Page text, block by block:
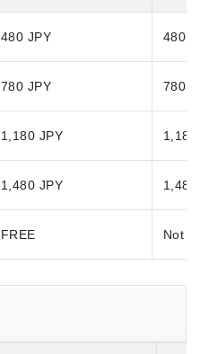
480 JPY 480
780 JPY 780
1,180 JPY
1,480 JPY
FREE Not